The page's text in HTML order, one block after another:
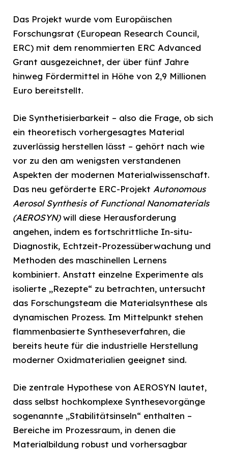
Das Projekt wurde vom Europäischen
Forschungsrat (European Research Council,
ERC) mit dem renommierten ERC Advanced
Grant ausgezeichnet, der über fünf Jahre
hinweg Fördermittel in Höhe von 2,9 Millionen
Euro bereitstellt.
Die Synthetisierbarkeit – also die Frage, ob sich
ein theoretisch vorhergesagtes Material
zuverlässig herstellen lässt – gehört nach wie
vor zu den am wenigsten verstandenen
Aspekten der modernen Materialwissenschaft.
Das neu geförderte ERC-Projekt Autonomous
Aerosol Synthesis of Functional Nanomaterials
(AEROSYN)will diese Herausforderung
angehen, indem es fortschrittliche In-situ-
Diagnostik, Echtzeit-Prozessüberwachung und
Methoden des maschinellen Lernens
kombiniert. Anstatt einzelne Experimente als
isolierte „Rezepte“ zu betrachten, untersucht
das Forschungsteam die Materialsynthese als
dynamischen Prozess. Im Mittelpunkt stehen
flammenbasierte Syntheseverfahren, die
bereits heute für die industrielle Herstellung
moderner Oxidmaterialien geeignet sind.
Die zentrale Hypothese von AEROSYN lautet,
dass selbst hochkomplexe Synthesevorgänge
sogenannte „Stabilitätsinseln“ enthalten –
Bereiche im Prozessraum, in denen die
Materialbildung robust und vorhersagbar